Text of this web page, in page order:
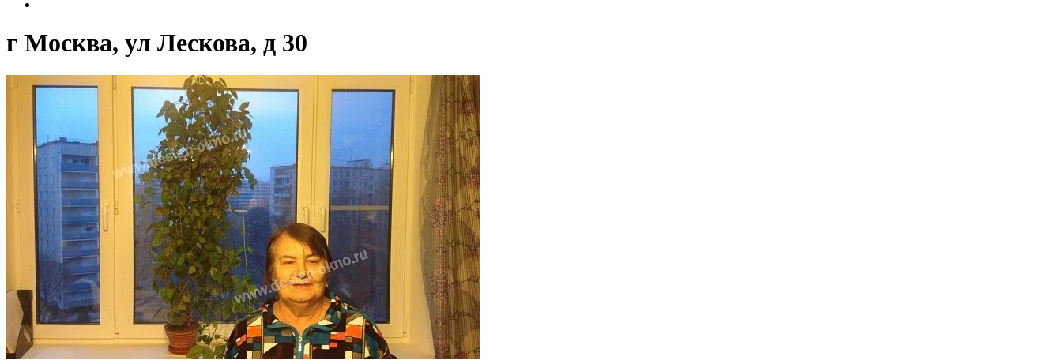
г Москва, ул Лескова, д 30